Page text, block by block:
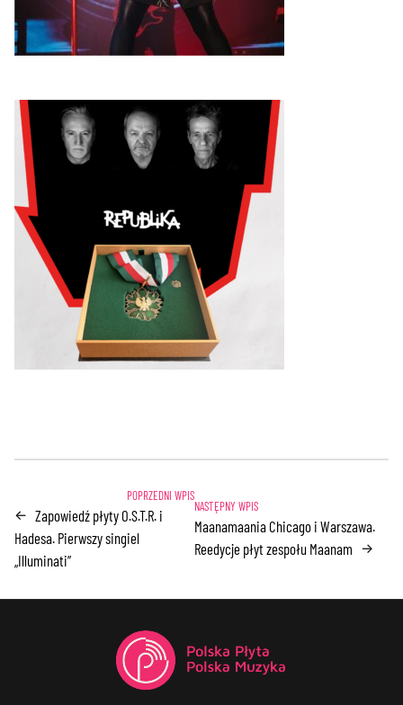
← Zapowiedź płyty O.S.T.R. i
Hadesa. Pierwszy singiel
„Illuminati”
Maanamaania Chicago i Warszawa.
Reedycje płyt zespołu Maanam →